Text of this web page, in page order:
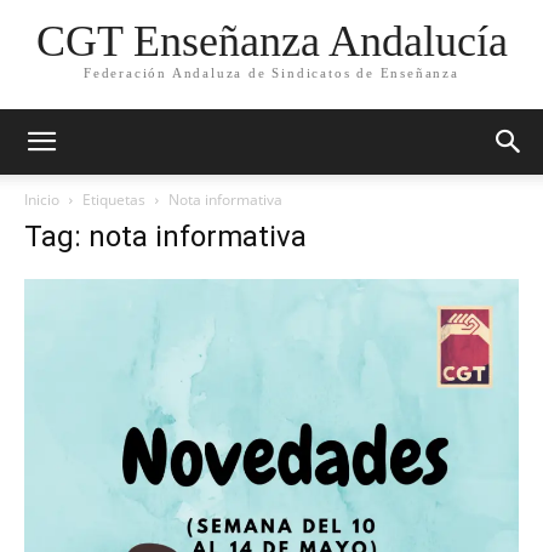
CGT Enseñanza Andalucía
Federación Andaluza de Sindicatos de Enseñanza
Inicio Etiquetas Nota informativa
Tag: nota informativa